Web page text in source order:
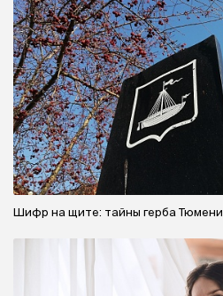
Шифр на щите: тайны герба Тюмени